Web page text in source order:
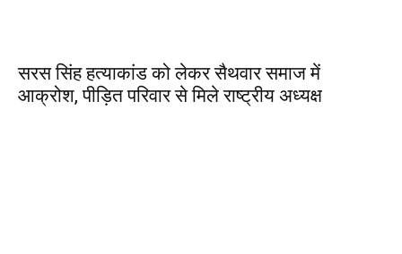
सरस सिंह हत्याकांड को लेकर सैथवार समाज में
आक्रोश, पीड़ित परिवार से मिले राष्ट्रीय अध्यक्ष